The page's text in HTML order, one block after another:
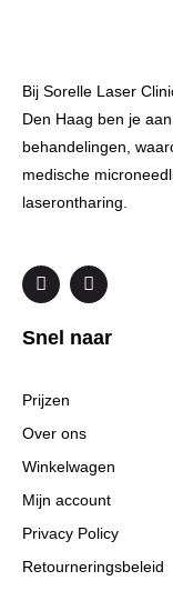
Bij Sorelle Laser
Den Haag ben je
behandelingen,
medische
laserontharing.
F
a
c
e
b
k
I
n
s
t
a
Snel naar
Prijzen
Over ons
Winkelwagen
Mijn account
Privacy Policy
Retourneringsbeleid